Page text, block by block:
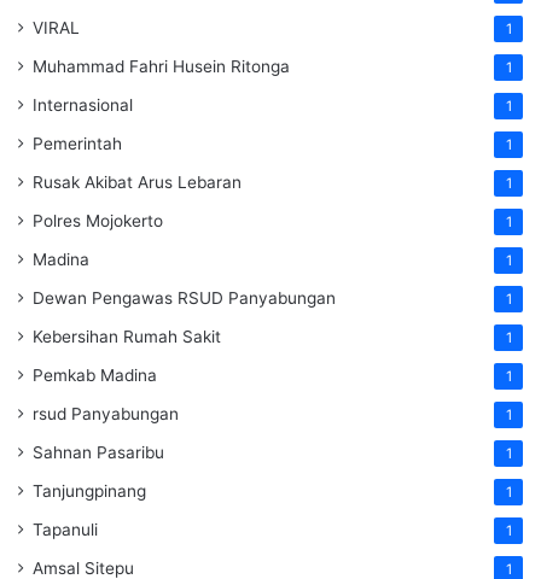
VIRAL 1
Muhammad Fahri Husein Ritonga 1
Internasional 1
Pemerintah 1
Rusak Akibat Arus Lebaran 1
Polres Mojokerto 1
Madina 1
Dewan Pengawas RSUD Panyabungan 1
Kebersihan Rumah Sakit 1
Pemkab Madina 1
rsud Panyabungan 1
Sahnan Pasaribu 1
Tanjungpinang 1
Tapanuli 1
Amsal Sitepu 1